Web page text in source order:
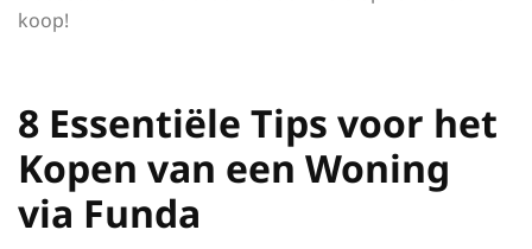
koop!
8 Essentiële Tips voor het
Kopen van een Woning
via Funda